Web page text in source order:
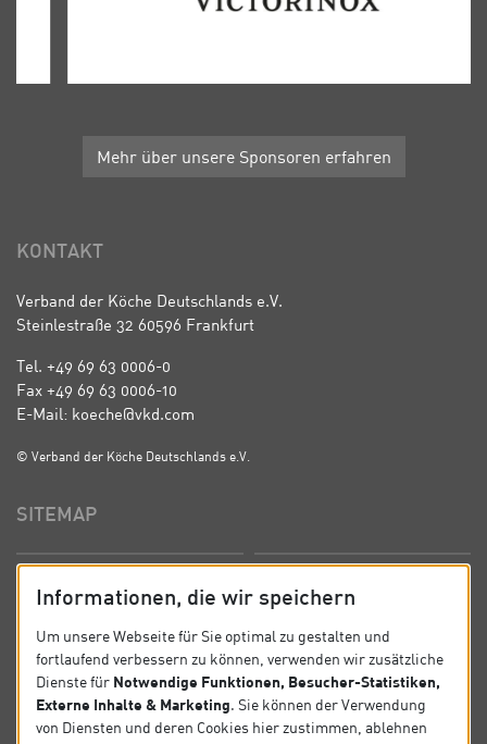
Mehr über unsere Sponsoren erfahren
KONTAKT
Verband der Köche Deutschlands e.V.
Steinlestraße 32 60596 Frankfurt
Tel. +49 69 63 0006-0
Fax +49 69 63 0006-10
E-Mail: koeche@vkd.com
© Verband der Köche Deutschlands e.V.
SITEMAP
News Kontakt
Datenschutz Impressum
Informationen, die wir speichern
Um unsere Webseite für Sie optimal zu gestalten und
fortlaufend verbessern zu können, verwenden wir zusätzliche
Dienste für Notwendige Funktionen, Besucher-Statistiken,
Externe Inhalte & Marketing. Sie können der Verwendung
von Diensten und deren Cookies hier zustimmen, ablehnen